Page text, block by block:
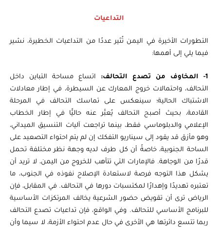
التداعيات
التطورات الأخيرة في اليمن تُثير عددًا من التداعيات الخطيرة، نشير
فيما يلي إلى أهمها:
اتساع مساحة التباين داخل
التحالف، واحتمالات خروج المعارك عن السيطرة، في إطار معادلات
الاشتباك الحالية؛ سينعكس على تماسك التحالف في المرحلة
القادمة، بحيث أصبح التحالف يُعبَّر عنه حاليًّا في إطار الخطاب
الإعلامي والدبلوماسي فقط، بينما تراجعت آليات التنسيق الميداني،
وهو مأزق قد يقود إلى سيناريو التفكك إن لم يتم احتواء التصعيد على
الساحة الجنوبية، خاصةً أن كل طرف لديه وجهة نظر مختلفة تحمل
قدرًا من الوجاهة. فالإمارات التي تتأهب للخروج من اليمن، لا تريد أن
يشكل هذا التوجه فرصة لاستعادة الإصلاح نفوذه في الجنوب، ما
تعتبره تهديدًا وإهدارًا لمكتسبات دورها في التحالف. في المقابل، فإن
الرياض ترى أن تقويض حضور الشرعية يخالف المرتكزات الأساسية
للبرنامج الأساسي للتحالف. وفي الواقع، فإن تداعيات تصدع التحالف
ربما تتسع دائرتها هي الأخرى في حال عدم احتواء الأزمة، لا سيما وأن